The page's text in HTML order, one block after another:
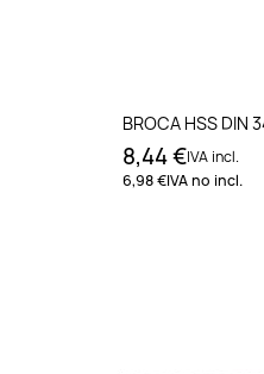
BROCA HSS DIN
8,44 €IVA incl.
6,98 €IVA no incl.